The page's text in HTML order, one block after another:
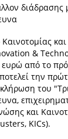
διάδρασης
&
από το
την
του
και
KICs).